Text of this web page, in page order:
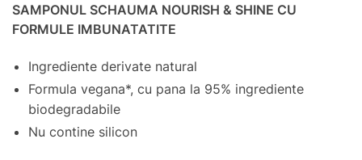
SAMPONUL SCHAUMA NOURISH & SHINE CU
FORMULE IMBUNATATITE
Ingrediente derivate natural
Formula vegana*, cu pana la 95% ingrediente
biodegradabile
Nu contine silicon